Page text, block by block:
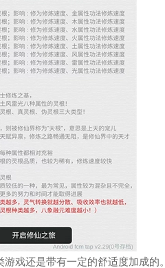
戏还是带有一定的舒适度加成的。